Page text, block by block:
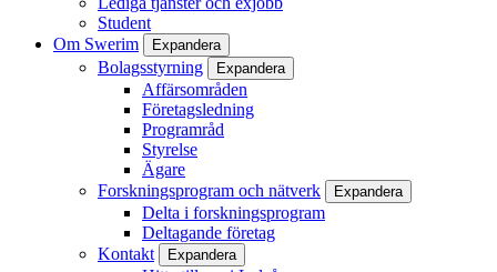
Student
Om Swerim
Expandera
Bolagsstyrning Expandera
Affärsområden
Företagsledning
Programråd
Styrelse
Ägare
Forskningsprogram och nätverk
Expandera
Delta i forskningsprogram
Deltagande företag
Kontakt
Expandera